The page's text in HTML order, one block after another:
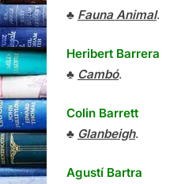
♣ Fauna Animal.
Heribert Barrera
♣ Cambó.
Colin Barrett
♣ Glanbeigh.
Agustí Bartra